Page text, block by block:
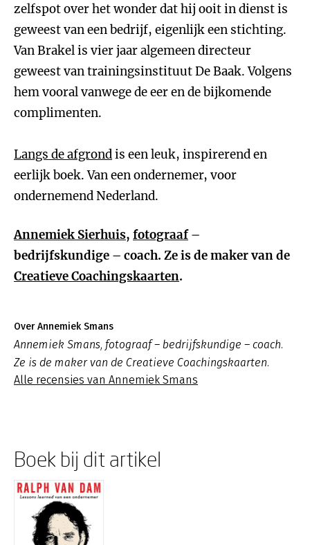
zelfspot over het wonder dat hij ooit in dienst is
geweest van een bedrijf, eigenlijk een stichting.
Van Brakel is vier jaar algemeen directeur
geweest van trainingsinstituut De Baak. Volgens
hem vooral vanwege de eer en de bijkomende
complimenten.
Langs de afgrondis een leuk, inspirerend en
eerlijk boek. Van een ondernemer, voor
ondernemend Nederland.
Annemiek Sierhuis, fotograaf–
bedrijfskundige – coach. Ze is de maker van de
Creatieve Coachingskaarten.
Over Annemiek Smans
Annemiek Smans, fotograaf – bedrijfskundige – coach.
Ze is de maker van de Creatieve Coachingskaarten.
Alle recensies van Annemiek Smans
Boek bij dit artikel